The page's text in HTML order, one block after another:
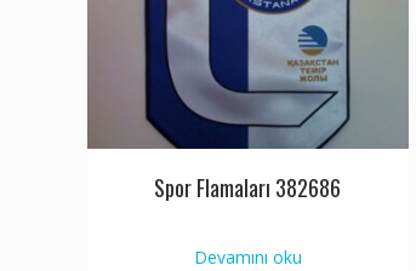
Spor Flamaları 382686
Devamını oku